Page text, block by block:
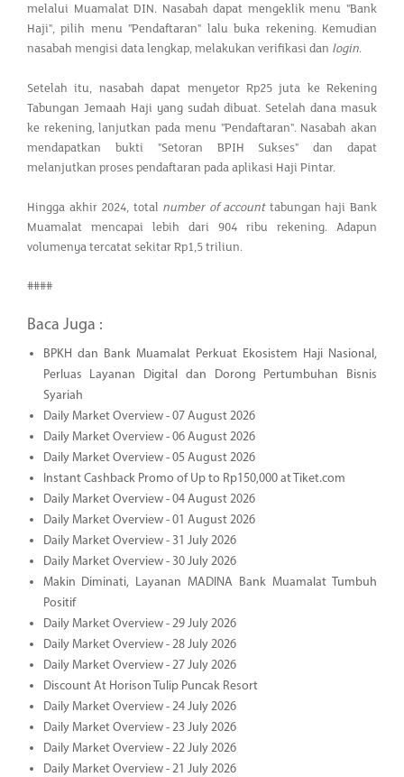
melalui Muamalat DIN. Nasabah dapat mengeklik menu "Bank
Haji", pilih menu "Pendaftaran" lalu buka rekening. Kemudian
nasabah mengisi data lengkap, melakukan verifikasi dan login.
Setelah itu, nasabah dapat menyetor Rp25 juta ke Rekening
Tabungan Jemaah Haji yang sudah dibuat. Setelah dana masuk
ke rekening, lanjutkan pada menu "Pendaftaran". Nasabah akan
mendapatkan bukti "Setoran BPIH Sukses" dan dapat
melanjutkan proses pendaftaran pada aplikasi Haji Pintar.
Hingga akhir 2024, total number of accounttabungan haji Bank
Muamalat mencapai lebih dari 904 ribu rekening. Adapun
volumenya tercatat sekitar Rp1,5 triliun.
####
Baca Juga :
BPKH dan Bank Muamalat Perkuat Ekosistem Haji Nasional,
Perluas Layanan Digital dan Dorong Pertumbuhan Bisnis
Syariah
Daily Market Overview - 07 August 2026
Daily Market Overview - 06 August 2026
Daily Market Overview - 05 August 2026
Instant Cashback Promo of Up to Rp150,000 at Tiket.com
Daily Market Overview - 04 August 2026
Daily Market Overview - 01 August 2026
Daily Market Overview - 31 July 2026
Daily Market Overview - 30 July 2026
Makin Diminati, Layanan MADINA Bank Muamalat Tumbuh
Positif
Daily Market Overview - 29 July 2026
Daily Market Overview - 28 July 2026
Daily Market Overview - 27 July 2026
Discount At Horison Tulip Puncak Resort
Daily Market Overview - 24 July 2026
Daily Market Overview - 23 July 2026
Daily Market Overview - 22 July 2026
Daily Market Overview - 21 July 2026